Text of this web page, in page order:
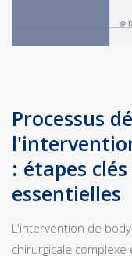
Processus
: étapes
essentielles
L'intervention de
chirurgicale